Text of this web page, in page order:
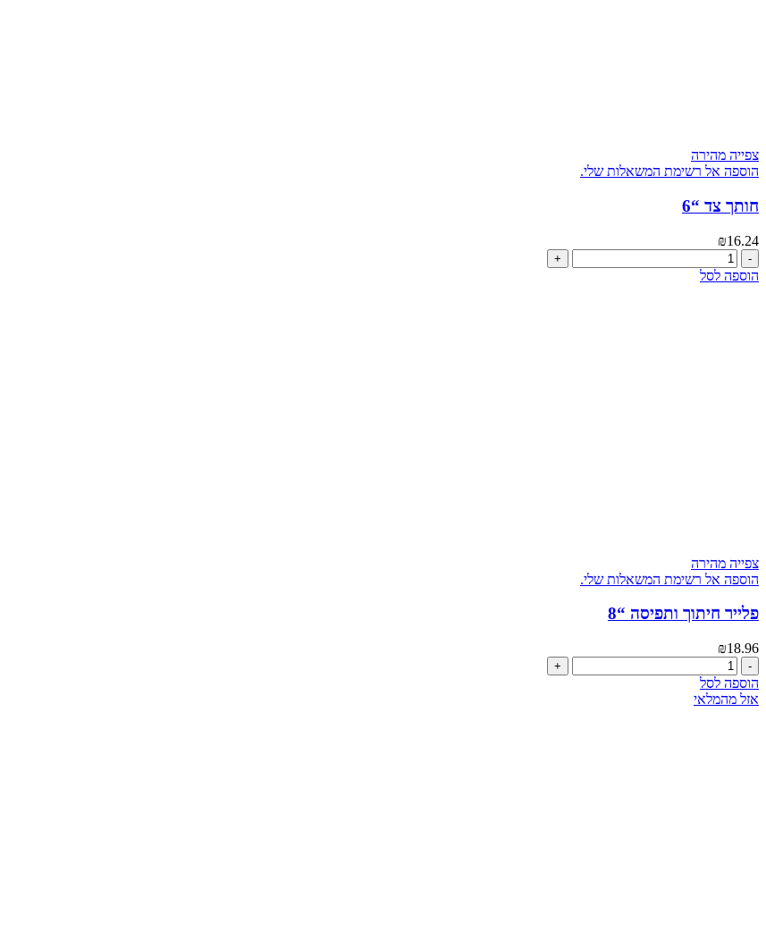
צפייה מהירה
הוספה אל רשימת המשאלות שלי.
חותך צד “6
₪16.24
כמות
של
הוספה לסל
צפייה מהירה
הוספה אל רשימת המשאלות שלי.
פלייר חיתוך ותפיסה “8
₪18.96
כמות
של
פלייר
הוספה לסל
אזל מהמלאי